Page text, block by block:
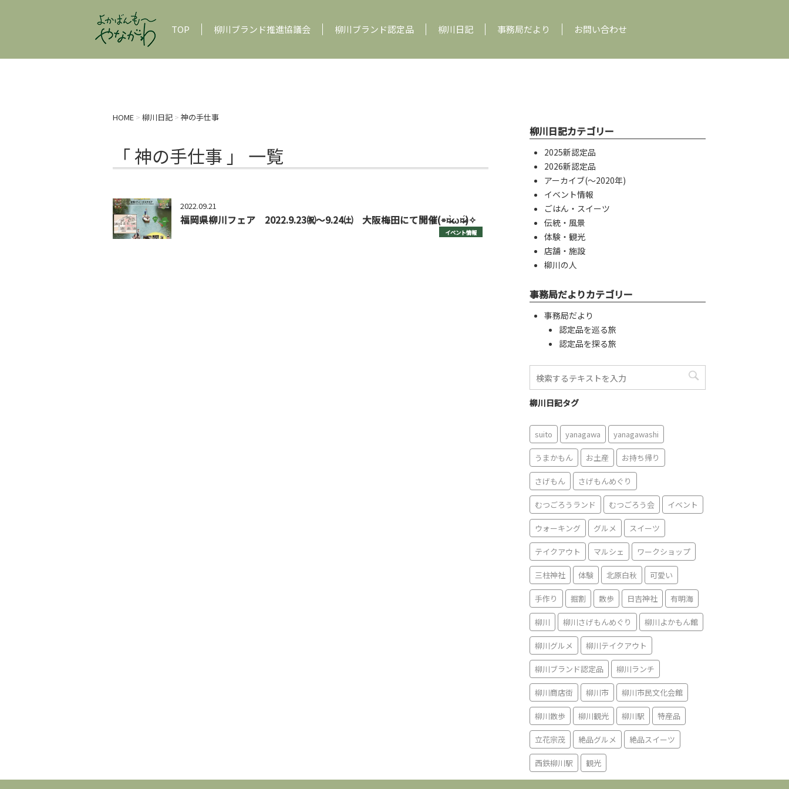
TOP 柳川ブランド推進協議会 柳川ブランド認定品 柳川日記 事務局だより お問い合わせ
HOME > 柳川日記 > 神の手仕事
「 神の手仕事 」 一覧
2022.09.21
福岡県柳川フェア 2022.9.23㈷～9.24㈯ 大阪梅田にて開催(⌯¤̴̶̷̀ω¤̴̶̷́)✧
イベント情報
柳川日記カテゴリー
2025新認定品
2026新認定品
アーカイブ(〜2020年)
イベント情報
ごはん・スイーツ
伝統・風景
体験・観光
店舗・施設
柳川の人
事務局だよりカテゴリー
事務局だより
認定品を巡る旅
認定品を探る旅
柳川日記タグ
suito yanagawa yanagawashi
うまかもん お土産 お持ち帰り
さげもん さげもんめぐり
むつごろうランド むつごろう会 イベント
ウォーキング グルメ スイーツ
テイクアウト マルシェ ワークショップ
三柱神社 体験 北原白秋 可愛い
手作り 掘割 散歩 日吉神社 有明海
柳川 柳川さげもんめぐり 柳川よかもん館
柳川グルメ 柳川テイクアウト
柳川ブランド認定品 柳川ランチ
柳川商店街 柳川市 柳川市民文化会館
柳川散歩 柳川観光 柳川駅 特産品
立花宗茂 絶品グルメ 絶品スイーツ
西鉄柳川駅 観光